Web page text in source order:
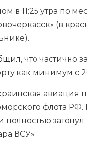
в 11:25 утра по
(в
, что частично
как минимум с
авиация
флота РФ.
полностью
ВСУ».